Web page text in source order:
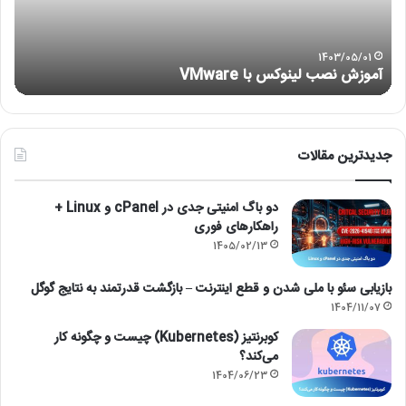
1403/05/01
آموزش نصب لینوکس با VMware
جدیدترین مقالات
دو باگ امنیتی جدی در cPanel و Linux +
راهکارهای فوری
1405/02/13
بازیابی سئو با ملی شدن و قطع اینترنت – بازگشت قدرتمند به نتایج گوگل
1404/11/07
کوبرنتیز (Kubernetes) چیست و چگونه کار
می‌کند؟
1404/06/23